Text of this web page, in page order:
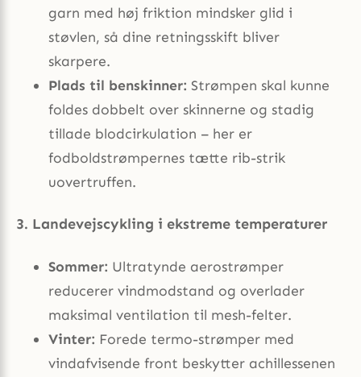
garn med høj friktion mindsker glid i
støvlen, så dine retningsskift bliver
skarpere.
Plads til benskinner: Strømpen skal kunne
foldes dobbelt over skinnerne og stadig
tillade blodcirkulation – her er
fodboldstrømpernes tætte rib-strik
uovertruffen.
3. Landevejscykling i ekstreme temperaturer
Sommer: Ultratynde aerostrømper
reducerer vindmodstand og overlader
maksimal ventilation til mesh-felter.
Vinter: Forede termo-strømper med
vindafvisende front beskytter achillessenen